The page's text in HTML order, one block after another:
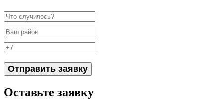
Отправить заявку
Оставьте заявку